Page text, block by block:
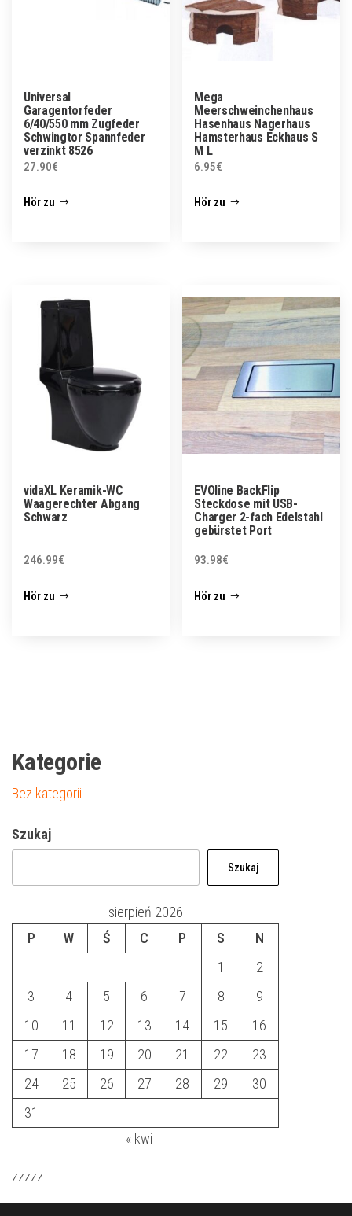
Universal
Garagentorfeder
6/40/550 mm Zugfeder
Schwingtor Spannfeder
verzinkt 8526
27.90€
Hör zu
Mega
Meerschweinchenhaus
Hasenhaus Nagerhaus
Hamsterhaus Eckhaus S
M L
6.95€
Hör zu
vidaXL Keramik-WC
Waagerechter Abgang
Schwarz
246.99€
Hör zu
EVOline BackFlip
Steckdose mit USB-
Charger 2-fach Edelstahl
gebürstet Port
93.98€
Hör zu
Kategorie
Bez kategorii
Szukaj
Szukaj
sierpień 2026
P
W Ś C P S
N
1
2
3
4 5 6 7 8
9
10
11 12 13 14 15
16
17
18 19 20 21 22
23
24
25 26 27 28 29
30
31
« kwi
zzzzz